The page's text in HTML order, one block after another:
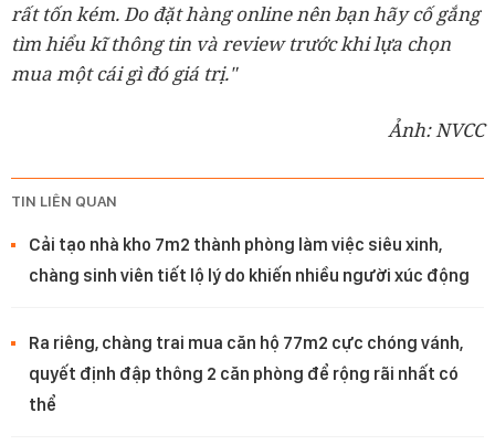
rất tốn kém. Do đặt hàng online nên bạn hãy cố gắng
tìm hiểu kĩ thông tin và review trước khi lựa chọn
mua một cái gì đó giá trị."
Ảnh: NVCC
TIN LIÊN QUAN
Cải tạo nhà kho 7m2 thành phòng làm việc siêu xinh,
chàng sinh viên tiết lộ lý do khiến nhiều người xúc động
Ra riêng, chàng trai mua căn hộ 77m2 cực chóng vánh,
quyết định đập thông 2 căn phòng để rộng rãi nhất có
thể